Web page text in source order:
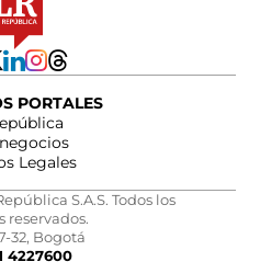
PORTALES
Legales
S.A.S. Todos los
reservados.
32, Bogotá
4227600